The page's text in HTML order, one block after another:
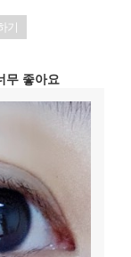
기
무 좋아요